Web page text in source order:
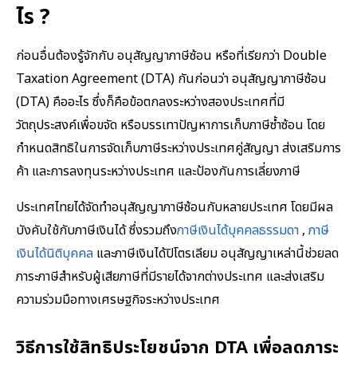
ไร ?
ก่อนอื่นต้องรู้จักกับ อนุสัญญาภาษีซ้อน หรือที่เรียกว่า Double
Taxation Agreement (DTA) กันก่อนว่า อนุสัญญาภาษีซ้อน
(DTA) คืออะไร ซึ่งก็คือข้อตกลงระหว่างสองประเทศที่มี
วัตถุประสงค์เพื่อขจัด หรือบรรเทาปัญหาการเก็บภาษีซ้ำซ้อน โดย
กำหนดสิทธิในการจัดเก็บภาษีระหว่างประเทศคู่สัญญา ส่งเสริมการ
ค้า และการลงทุนระหว่างประเทศ และป้องกันการเลี่ยงภาษี
ประเทศไทยได้จัดทำอนุสัญญาภาษีซ้อนกับหลายประเทศ โดยมีผล
บังคับใช้กับภาษีเงินได้ ซึ่งรวมถึงภาษีเงินได้บุคคลธรรมดา, ภาษี
เงินได้นิติบุคคล และภาษีเงินได้ปิโตรเลียม อนุสัญญาเหล่านี้ช่วยลด
ภาระภาษีสำหรับผู้เสียภาษีที่มีรายได้จากต่างประเทศ และส่งเสริม
ความร่วมมือทางเศรษฐกิจระหว่างประเทศ
วิธีการใช้สิทธิประโยชน์จาก DTA เพื่อลดภาระ